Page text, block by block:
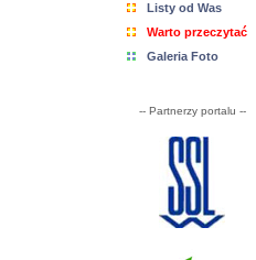
Listy od Was
Warto przeczytać
Galeria Foto
-- Partnerzy portalu --